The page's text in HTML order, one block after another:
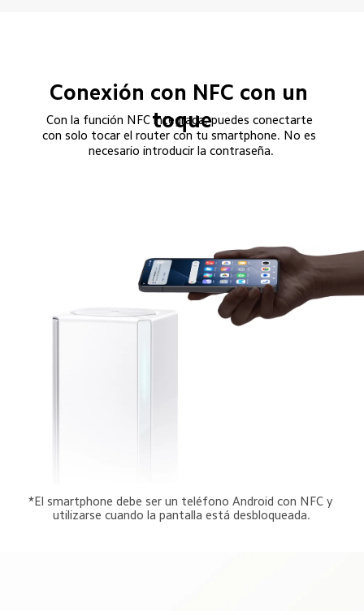
Conexión con NFC con un
toque
Con la función NFC integrada, puedes conectarte
con solo tocar el router con tu smartphone. No es
necesario introducir la contraseña.
*El smartphone debe ser un teléfono Android con NFC y
utilizarse cuando la pantalla está desbloqueada.